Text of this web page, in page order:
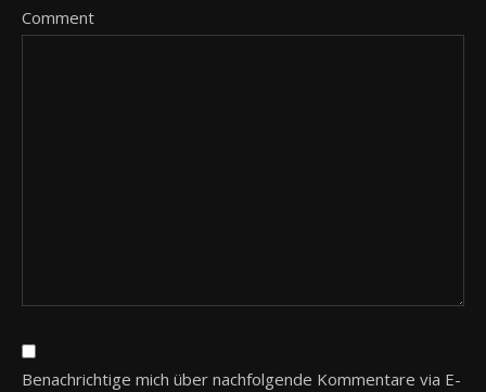
Comment
Benachrichtige mich über nachfolgende Kommentare via E-